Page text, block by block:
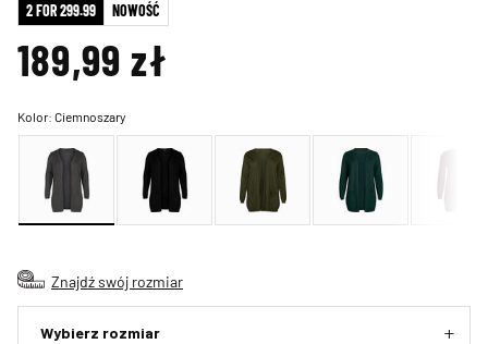
2 FOR 299.99 NOWOŚĆ
189,99 zł
Kolor:Ciemnoszary
Znajdź swój rozmiar
Wybierz rozmiar